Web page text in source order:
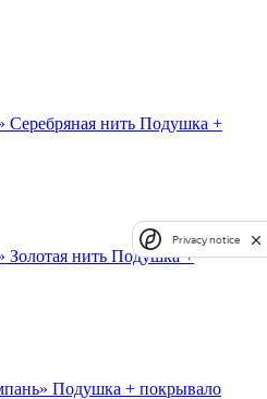
нить Подушка +
нить Подушка +
Подушка + покрывало
Privacy notice